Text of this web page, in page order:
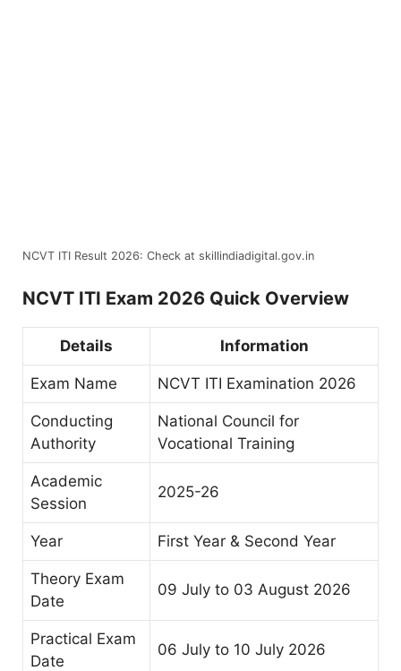
NCVT ITI Result 2026: Check at skillindiadigital.gov.in
NCVT ITI Exam 2026 Quick Overview
Details Information
Exam Name NCVT ITI Examination 2026
Conducting
Authority
National Council for
Vocational Training
Academic
Session
2025-26
Year First Year & Second Year
Theory Exam
Date
09 July to 03 August 2026
Practical Exam
Date
06 July to 10 July 2026